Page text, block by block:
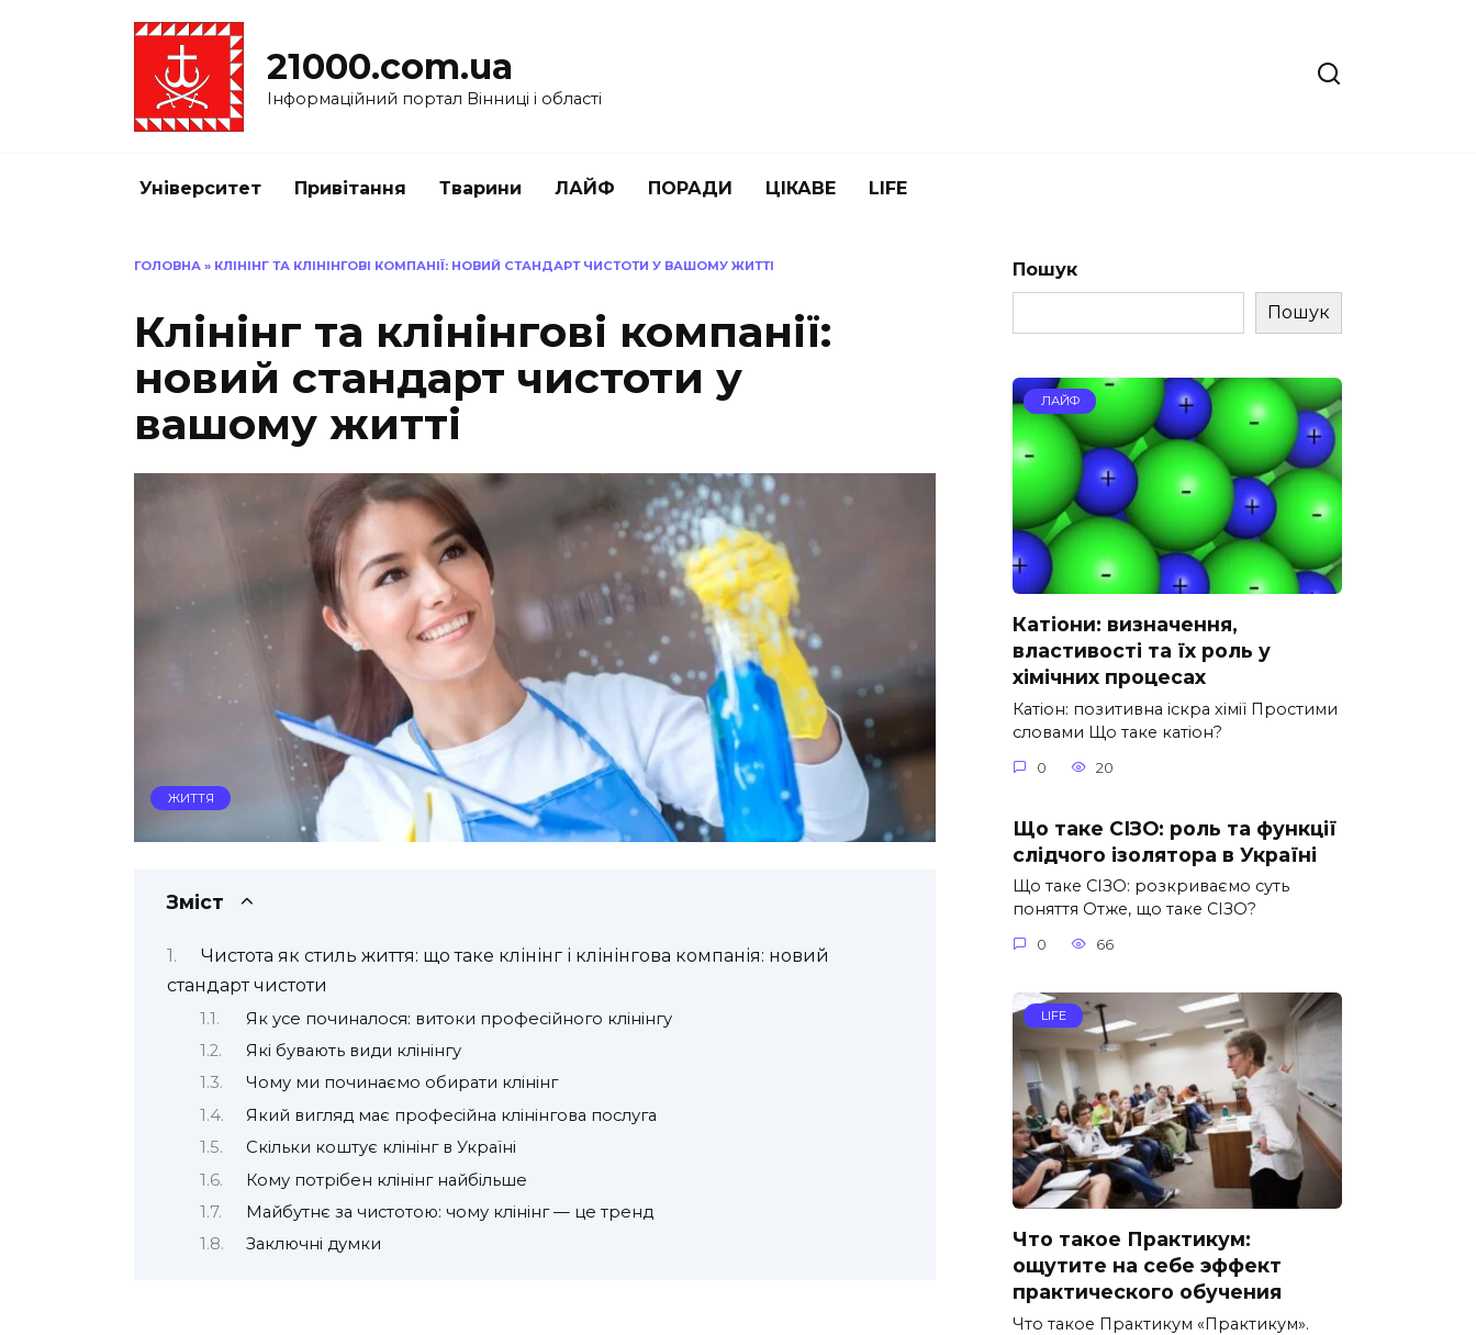
21000.com.ua
Інформаційний портал Вінниці і області
Університет Привітання Тварини ЛАЙФ ПОРАДИ ЦІКАВЕ LIFE
ГОЛОВНА » КЛІНІНГ ТА КЛІНІНГОВІ КОМПАНІЇ: НОВИЙ СТАНДАРТ ЧИСТОТИ У ВАШОМУ ЖИТТІ
Клінінг та клінінгові компанії:
новий стандарт чистоти у
вашому житті
ЖИТТЯ
Зміст
Чистота як стиль життя: що таке клінінг і клінінгова компанія: новий
стандарт чистоти
Як усе починалося: витоки професійного клінінгу
Які бувають види клінінгу
Чому ми починаємо обирати клінінг
Який вигляд має професійна клінінгова послуга
Скільки коштує клінінг в Україні
Кому потрібен клінінг найбільше
Майбутнє за чистотою: чому клінінг — це тренд
Заключні думки
Пошук
Пошук
ЛАЙФ
Катіони: визначення,
властивості та їх роль у
хімічних процесах
Катіон: позитивна іскра хімії Простими
словами Що таке катіон?
0 20
Що таке СІЗО: роль та функції
слідчого ізолятора в Україні
Що таке СІЗО: розкриваємо суть
поняття Отже, що таке СІЗО?
0 66
LIFE
Что такое Практикум:
ощутите на себе эффект
практического обучения
Что такое Практикум «Практикум».